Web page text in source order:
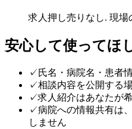
求人押し売りなし. 現
安心して使ってほ
✓氏名・病院名・患者
✓相談内容を公開する
✓求人紹介はあなたが
✓病院への情報共有は
しません